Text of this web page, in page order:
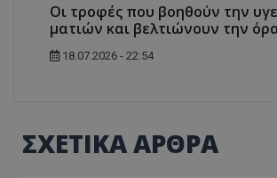
Οι τροφές που βοηθούν την
ματιών και βελτιώνουν την
18.07.2026 - 22:54
ΣΧΕΤΙΚΑ ΑΡΘΡΑ